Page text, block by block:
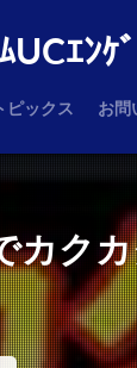
UCｴﾝ
ピックス お問
カク